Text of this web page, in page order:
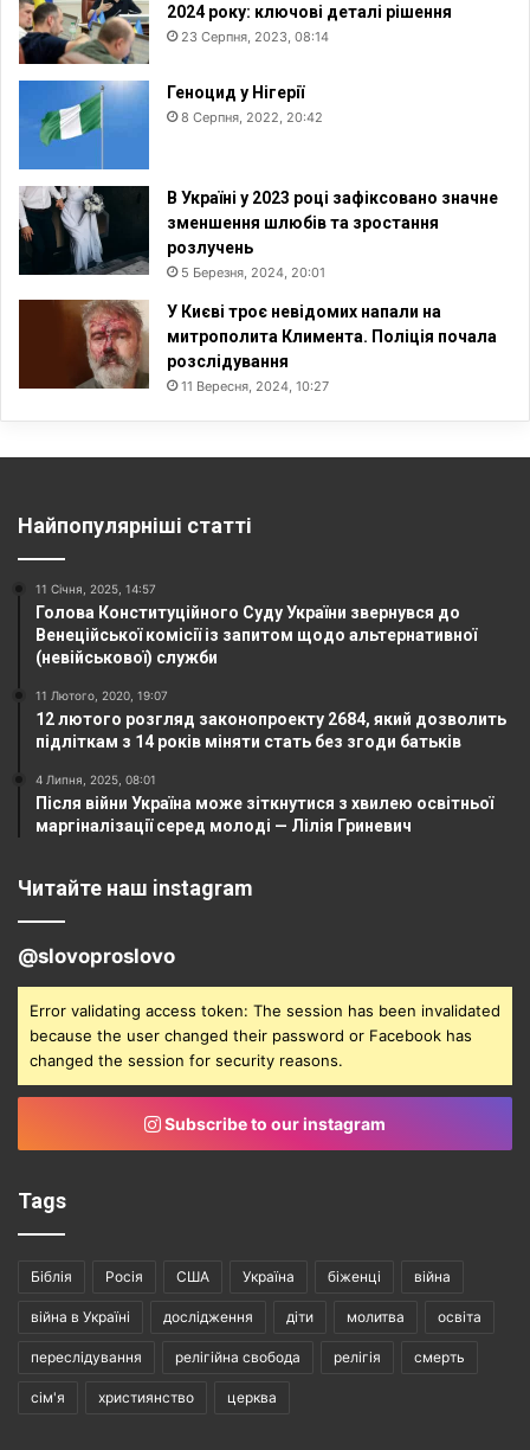
2024 року: ключові деталі рішення
23 Серпня, 2023, 08:14
Геноцид у Нігерії
8 Серпня, 2022, 20:42
В Україні у 2023 році зафіксовано значне
зменшення шлюбів та зростання
розлучень
5 Березня, 2024, 20:01
У Києві троє невідомих напали на
митрополита Климента. Поліція почала
розслідування
11 Вересня, 2024, 10:27
Найпопулярніші статті
11 Січня, 2025, 14:57
Голова Конституційного Суду України звернувся до
Венеційської комісії із запитом щодо альтернативної
(невійськової) служби
11 Лютого, 2020, 19:07
12 лютого розгляд законопроекту 2684, який дозволить
підліткам з 14 років міняти стать без згоди батьків
4 Липня, 2025, 08:01
Після війни Україна може зіткнутися з хвилею освітньої
маргіналізації серед молоді — Лілія Гриневич
Читайте наш instagram
@slovoproslovo
Error validating access token: The session has been invalidated
because the user changed their password or Facebook has
changed the session for security reasons.
Subscribe to our instagram
Tags
Біблія Росія США Україна біженці війна
війна в Україні дослідження діти молитва освіта
переслідування релігійна свобода релігія смерть
сім'я християнство церква